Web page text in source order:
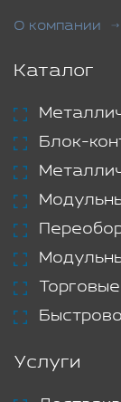
О компании
Каталог
Блок-
Услуги